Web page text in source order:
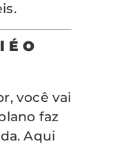
É O
você vai
faz
Aqui